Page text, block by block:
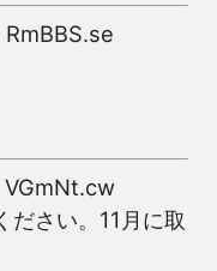
ださい。11月に取